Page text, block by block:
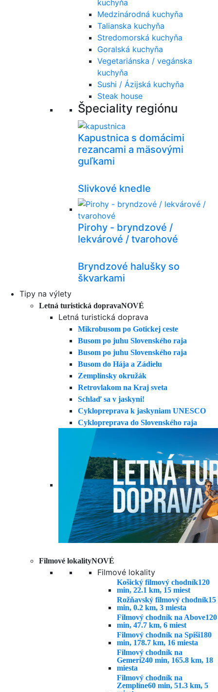
kuchyňa
Medzinárodná kuchyňa
Talianska kuchyňa
Stredomorská kuchyňa
Goralská kuchyňa
Vegetariánska / vegánska
kuchyňa
Sushi / Ázijská kuchyňa
Steak house
Špeciality regiónu
Kapustnica s domácimi
rezancami a mäsovými
guľkami
Slivkové knedle
Pirohy - bryndzové /
lekvárové / tvarohové
Bryndzové halušky so
škvarkami
Tipy na výlety
Letná turistická dopravaNOVÉ
Letná turistická doprava
Mikrobusom po Gotickej ceste
Busom po juhu Slovenského raja
Busom po juhu Slovenského raja
Busom do Hája a Zádielu
Zemplínsky okružák
Retrovlakom na Kraj sveta
Schlaď sa v jaskyni!
Cyklopreprava k jaskyniam UNESCO
Cyklopreprava do Slovenského raja
Filmové lokalityNOVÉ
Filmové lokality
Košický filmový chodník120
min, 22.1 km, 15 miest
Rožňavský filmový chodník15
min, 0.2 km, 3 miesta
Filmový chodník na Above120
min, 47.7 km, 6 miest
Filmový chodník na Spiši180
min, 178.7 km, 16 miesta
Filmový chodník na
Gemeri240 min, 165.8 km, 18
miesta
Filmový chodník na
Zemplíne60 min, 51.3 km, 5